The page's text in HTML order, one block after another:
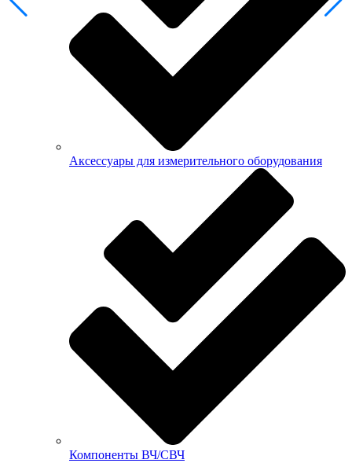
Аксессуары для измерительного оборудования
Компоненты ВЧ/СВЧ